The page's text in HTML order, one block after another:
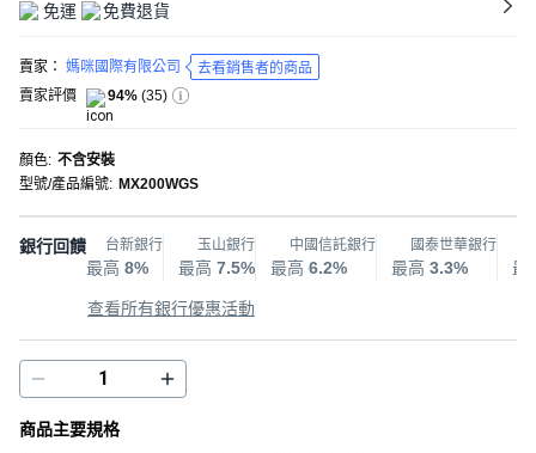
免運
免費退貨
賣家： 媽咪國際有限公司
去看銷售者的商品
賣家評價
94% (35)
顏色: 不含安裝
型號/產品編號: MX200WGS
銀行回饋 台新銀行
最高 8%
玉山銀行
最高 7.5%
中國信託銀行
最高 6.2%
國泰世華銀行
最高 3.3% 最
查看所有銀行優惠活動
商品主要規格